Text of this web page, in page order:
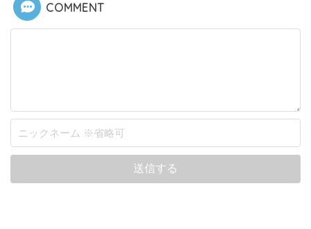
COMMENT